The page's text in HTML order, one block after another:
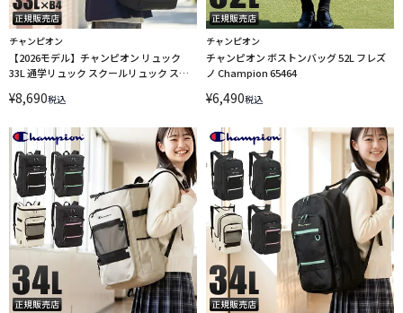
チャンピオン
【2026モデル】チャンピオン リュック
33L 通学リュック スクールリュック スク
Champion 65453
¥8,690税込
チャンピオン
チャンピオン ボストンバッグ 52L フレズ
ノ Champion 65464
¥6,490税込